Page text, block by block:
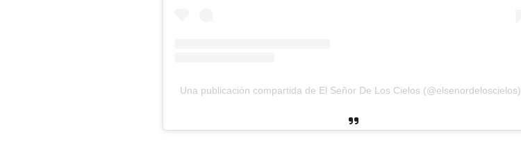
Una publicación compartida de El Señor De Los Cielos (@elsenordeloscielos)